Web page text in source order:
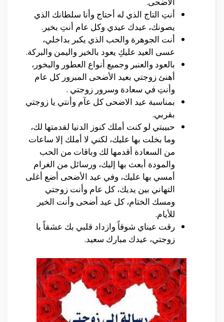
أنتِ التاج الذي له أحتاج وأنا سلطانك الذي
يصونك، عيدك عيدي وكل عام أنتِ بخير.
أنت الجوهرة والحب الذي يكبر بداخلي،
عسى العيد عليكِ يعود بالخير واليمن والبركة.
بالعود والعنبر وجميع أنواع العطور والبخور،
أهنئ زوجتي بعيد الأضحى المبرور كل عام
وأنتِ في سعادة وسرور زوجتي .
بمناسبة عيد الاضحى كل عآم وأنتي يا زوجتي
بقربي.
حبيبتي لو كنت أملك كنوز الدنيا لقدمتها لك،
وما بخلت بها عليك، لكني لا أملك إلا ساعات
من السعادة أقدمها لك وباقات من الحب
والمودة أبعث بها إليك، ورسائل من الغرام
أمسي بها عليك، وفي عيد الأضحى أضع أغلى
التهاني بين يديك، كل عام وأنت زوجتي
ومسك الختام، كل عيد أضحى وأنت الخير
للأيام.
رقت عيناي شوقاً وازداد قلبي بك عشقاً يا
زوجتي، عيدك مبارك سعيد.